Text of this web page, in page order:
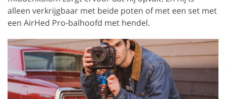
alleen verkrijgbaar met beide poten of met een set met
een AirHed Pro-balhoofd met hendel.